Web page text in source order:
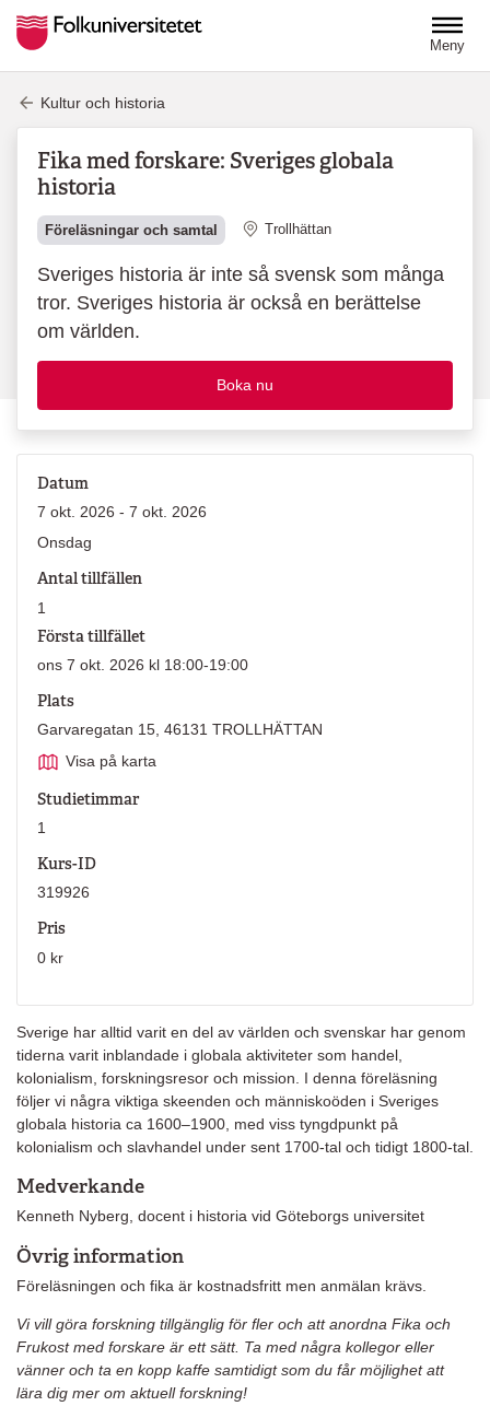
Meny
Kultur och historia
Fika med forskare: Sveriges globala
historia
Föreläsningar och samtal Plats
Trollhättan
Sveriges historia är inte så svensk som många
tror. Sveriges historia är också en berättelse
om världen.
Boka nu
Sverige har alltid varit en del av världen och svenskar har genom
tiderna varit inblandade i globala aktiviteter som handel,
kolonialism, forskningsresor och mission. I denna föreläsning
följer vi några viktiga skeenden och människoöden i Sveriges
globala historia ca 1600–1900, med viss tyngdpunkt på
kolonialism och slavhandel under sent 1700-tal och tidigt 1800-tal.
Medverkande
Kenneth Nyberg, docent i historia vid Göteborgs universitet
Övrig information
Föreläsningen och fika är kostnadsfritt men anmälan krävs.
Vi vill göra forskning tillgänglig för fler och att anordna Fika och
Frukost med forskare är ett sätt. Ta med några kollegor eller
vänner och ta en kopp kaffe samtidigt som du får möjlighet att
lära dig mer om aktuell forskning!
Datum
7 okt. 2026 - 7 okt. 2026
Onsdag
Antal tillfällen
1
Första tillfället
ons 7 okt. 2026 kl 18:00-19:00
Plats
Garvaregatan 15, 46131 TROLLHÄTTAN
Visa på karta
Studietimmar
1
Kurs-ID
319926
Pris
0 kr